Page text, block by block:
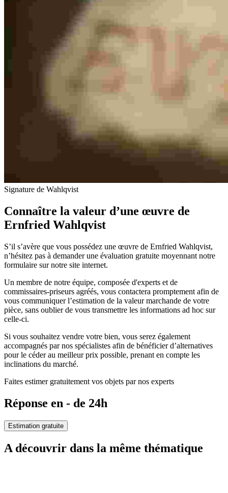
Signature de Wahlqvist
Connaître la valeur d’une œuvre de
Ernfried Wahlqvist
S’il s’avère que vous possédez une œuvre de Ernfried Wahlqvist,
n’hésitez pas à demander une évaluation gratuite moyennant notre
formulaire sur notre site internet.
Un membre de notre équipe, composée d'experts et de
commissaires-priseurs agréés, vous contactera promptement afin de
vous communiquer l’estimation de la valeur marchande de votre
pièce, sans oublier de vous transmettre les informations ad hoc sur
celle-ci.
Si vous souhaitez vendre votre bien, vous serez également
accompagnés par nos spécialistes afin de bénéficier d’alternatives
pour le céder au meilleur prix possible, prenant en compte les
inclinations du marché.
Faites estimer gratuitement vos objets par nos experts
Réponse en - de 24h
Estimation gratuite
A découvrir dans la même thématique